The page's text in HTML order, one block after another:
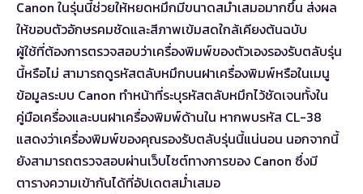
Canon ในรุ่นนี้ช่วยให้หยดหมึกมีขนาดสม่ำเสมอมากขึ้น ส่งผล
ให้ขอบตัวอักษรคมชัดและสีภาพเข้มสดใกล้เคียงต้นฉบับ
ผู้ใช้ที่ต้องการตรวจสอบว่าเครื่องพิมพ์ของตัวเองรองรับตลับรุ่น
นี้หรือไม่ สามารถดูรหัสตลับหมึกบนฝาเครื่องพิมพ์หรือในเมนู
ข้อมูลระบบ Canon ทำหน้าที่ระบุรหัสตลับหมึกไว้ชัดเจนทั้งใน
คู่มือเครื่องและบนฝาเครื่องพิมพ์ด้านใน หากพบรหัส CL-38
แสดงว่าเครื่องพิมพ์ของคุณรองรับตลับรุ่นนี้แน่นอน นอกจากนี้
ยังสามารถตรวจสอบผ่านเว็บไซต์ทางการของ Canon ซึ่งมี
ตารางความเข้ากันได้ที่อัปเดตสม่ำเสมอ